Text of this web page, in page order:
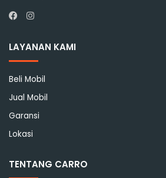
Instagram
LAYANAN KAMI
Beli Mobil
Jual Mobil
Garansi
Lokasi
TENTANG CARRO